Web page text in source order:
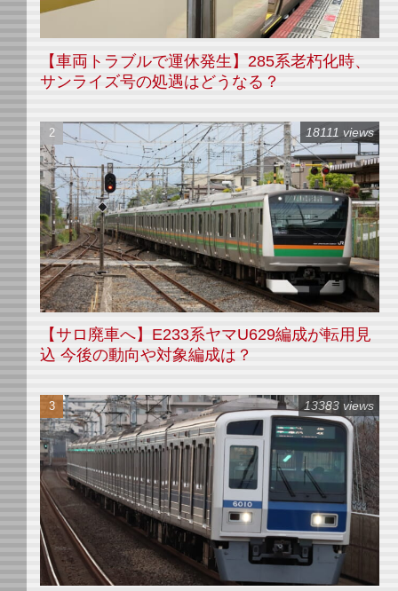
【車両トラブルで運休発生】285系老朽化時、
サンライズ号の処遇はどうなる？
【サロ廃車へ】E233系ヤマU629編成が転用見
込 今後の動向や対象編成は？
18111 views
13383 views